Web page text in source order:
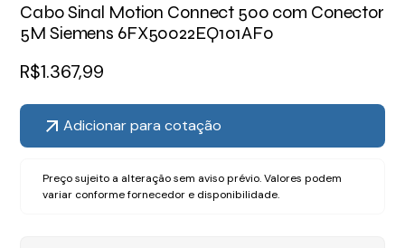
Cabo Sinal Motion Connect 500 com Conector
5M Siemens 6FX50022EQ101AF0
R$1.367,99
Adicionar para cotação
Preço sujeito a alteração sem aviso prévio. Valores podem
variar conforme fornecedor e disponibilidade.